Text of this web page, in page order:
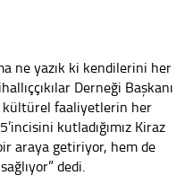
ne yazık ki kendilerini her
Derneği Başkanı
kültürel faaliyetlerin her
kutladığımız Kiraz
araya getiriyor, hem de
dedi.